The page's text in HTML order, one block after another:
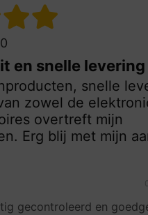
en snelle levering
snelle
zowel de
overtreft mijn
Erg blij met mijn
0
gecontroleerd en